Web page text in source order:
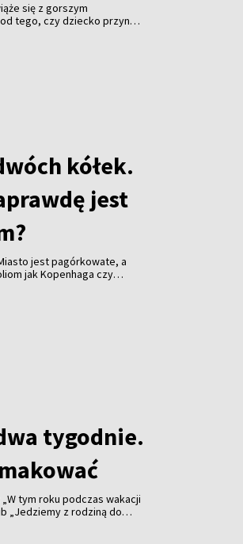
się z gorszym
tego, czy dziecko przynosi
kółek.
jest
jest pagórkowate, a
jak Kopenhaga czy
z centrum prosto do
sprawia, że Wilno
maratonów oraz
tygodnie.
tym roku podczas wakacji
„Jedziemy z rodziną do